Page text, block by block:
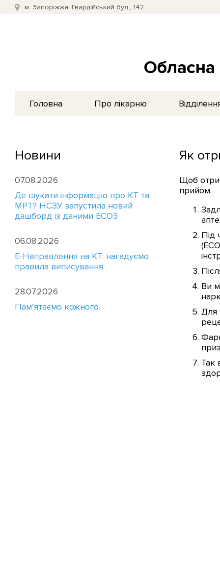
м. Запоріжжя, Гвардійський бул., 142
Обласна
Головна Про лікарню
Новини
07.08.2026
Де шукати інформацію про КТ та
МРТ? НСЗУ запустила новий
дашборд із даними ЕСОЗ
06.08.2026
E-Направлення на КТ: нагадуємо
правила виписування
28.07.2026
Пам’ятаємо кожного.
Як
Щоб
прийом.
Під
Ви
Для
Так